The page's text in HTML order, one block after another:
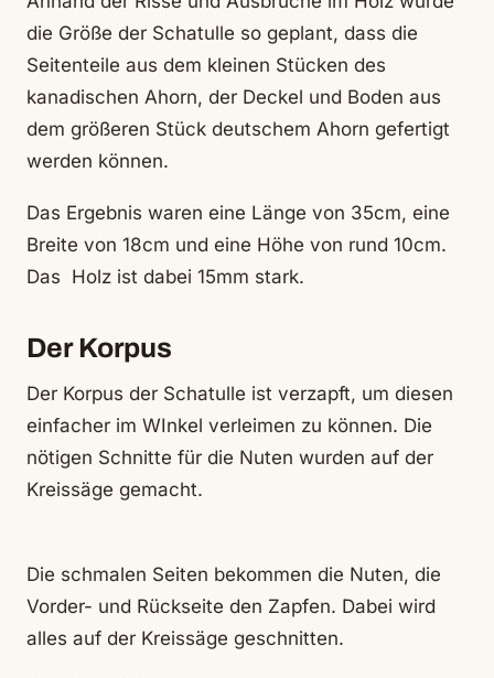
die Größe der Schatulle so geplant, dass die
Seitenteile aus dem kleinen Stücken des
kanadischen Ahorn, der Deckel und Boden aus
dem größeren Stück deutschem Ahorn gefertigt
werden können.
Das Ergebnis waren eine Länge von 35cm, eine
Breite von 18cm und eine Höhe von rund 10cm.
Das Holz ist dabei 15mm stark.
Der Korpus
Der Korpus der Schatulle ist verzapft, um diesen
einfacher im WInkel verleimen zu können. Die
nötigen Schnitte für die Nuten wurden auf der
Kreissäge gemacht.
Die schmalen Seiten bekommen die Nuten, die
Vorder- und Rückseite den Zapfen. Dabei wird
alles auf der Kreissäge geschnitten.